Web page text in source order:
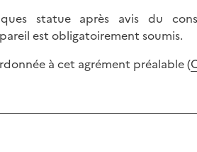
statue après avis du
est obligatoirement soumis.
à cet agrément préalable (